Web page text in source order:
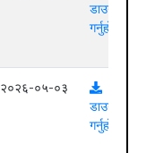
डाउनलोड
गर्नुहोस्
२०२६-०५-०३
डाउनलोड
गर्नुहोस्